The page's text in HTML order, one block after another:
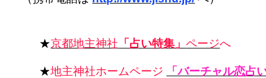
★京都地主神社 「占い特集」ページへ
★地主神社ホームページ
「バーチャル恋占